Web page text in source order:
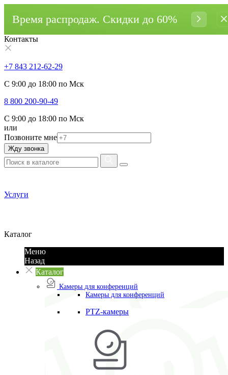
Время распродаж. Cкидки до 60%
Контакты
+7 843 212-62-29
С 9:00 до 18:00 по Мск
8 800 200-90-49
С 9:00 до 18:00 по Мск
или
Позвоните мне
Жду звонка
Услуги
Каталог
Меню
Назад
Каталог
Камеры для конференций
Камеры для конференций
PTZ-камеры